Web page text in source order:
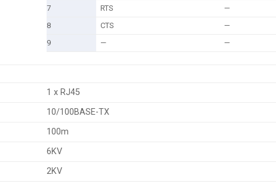
7
RTS —
8
CTS —
9
— —
1 x RJ45
10/100BASE-TX
100m
6KV
2KV